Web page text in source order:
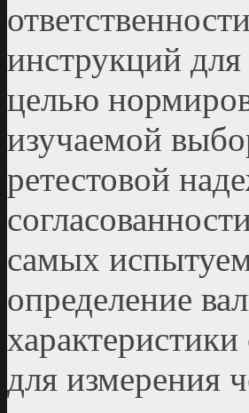
инструкций
целью
изучаемой
ретестовой
самых
определение
для измерения